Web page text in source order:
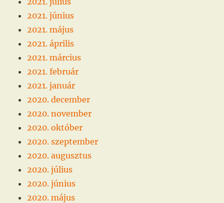
2021. június
2021. május
2021. április
2021. március
2021. február
2021. január
2020. december
2020. november
2020. október
2020. szeptember
2020. augusztus
2020. július
2020. június
2020. május